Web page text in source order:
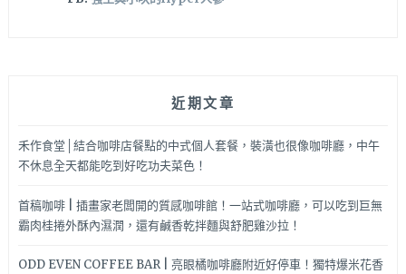
近期文章
禾作食堂│結合咖啡店餐點的中式個人套餐，裝潢也很像咖啡廳，中午
不休息全天都能吃到好吃功夫菜色！
首稿咖啡 | 插畫家老闆開的質感咖啡館！一站式咖啡廳，可以吃到巨無
霸肉桂捲外酥內濕潤，還有鹹香乾拌麵與舒肥雞沙拉！
ODD EVEN COFFEE BAR | 亮眼橘咖啡廳附近好停車！獨特爆米花香